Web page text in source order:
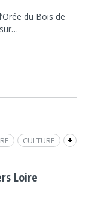
du Bois de
+
CULTURE
INTERVIEW
Loire